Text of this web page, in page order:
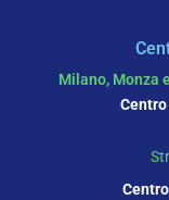
Milano, Monza